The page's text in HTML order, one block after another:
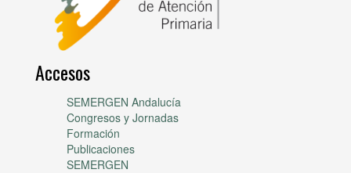
Accesos
SEMERGEN Andalucía
Congresos y Jornadas
Formación
Publicaciones
SEMERGEN